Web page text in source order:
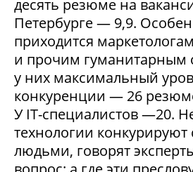
десять резюме на
Петербурге — 9,9.
приходится
и прочим гуманитарным
у них максимальный
конкуренции — 26
У IT-специалистов —20.
технологии
людьми, говорят